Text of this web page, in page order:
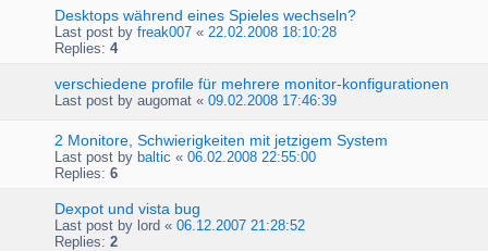
Desktops während eines Spieles wechseln?
Last post by freak007 « 22.02.2008 18:10:28
Replies: 4
verschiedene profile für mehrere monitor-konfigurationen
Last post by augomat « 09.02.2008 17:46:39
2 Monitore, Schwierigkeiten mit jetzigem System
Last post by baltic « 06.02.2008 22:55:00
Replies: 6
Dexpot und vista bug
Last post by lord « 06.12.2007 21:28:52
Replies: 2